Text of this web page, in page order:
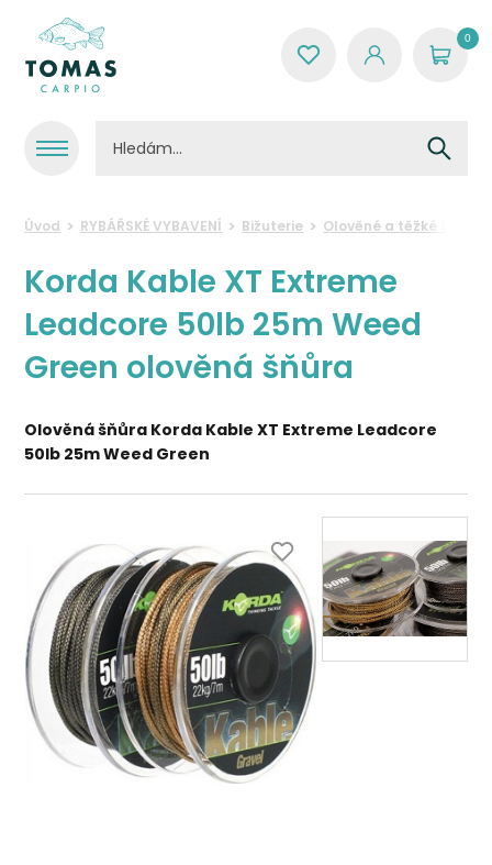
0
Úvod RYBÁŘSKÉ VYBAVENÍ Bižuterie Olověné a těžké šňůry
Korda Kable XT Extreme
Leadcore 50lb 25m Weed
Green olověná šňůra
Olověná šňůra Korda Kable XT Extreme Leadcore
50lb 25m Weed Green